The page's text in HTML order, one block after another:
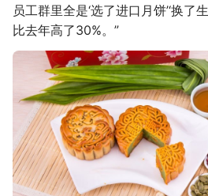
员工群里全是‘选了进口月饼’‘换了
比去年高了30%。”